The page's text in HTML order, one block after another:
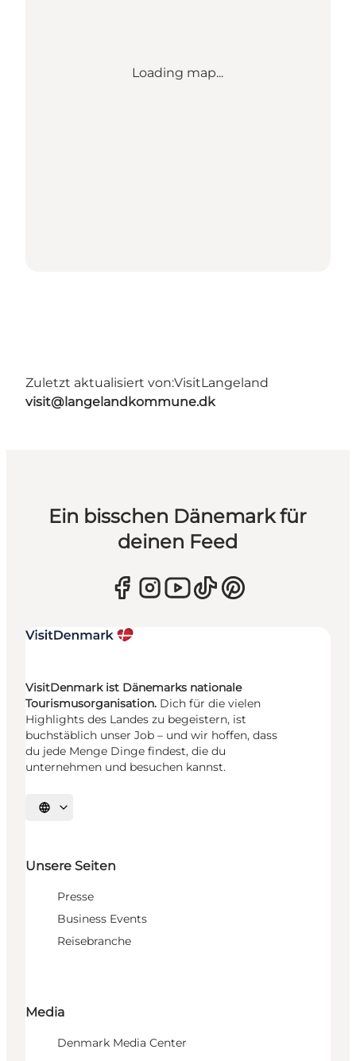
Loading map...
Zuletzt aktualisiert von:VisitLangeland
visit@langelandkommune.dk
Ein bisschen Dänemark für
deinen Feed
VisitDenmark ist Dänemarks nationale
Tourismusorganisation. Dich für die vielen
Highlights des Landes zu begeistern, ist
buchstäblich unser Job – und wir hoffen, dass
du jede Menge Dinge findest, die du
unternehmen und besuchen kannst.
Sprache auswählen
Unsere Seiten
Presse
Business Events
Reisebranche
Media
Denmark Media Center